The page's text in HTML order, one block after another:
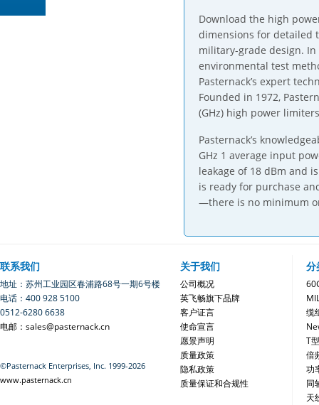
Download the high
dimensions for detailed
military-grade design.
environmental test
Pasternack’s expert
Founded in 1972,
(GHz) high power
Pasternack’s
GHz 1 average input
leakage of 18 dBm and
is ready for purchase
—there is no minimum
联系我们
地址：苏州工业园区春浦路68号一期6号楼
电话：400 928 5100
0512-6280 6638
电邮：sales@pasternack.cn
©Pasternack Enterprises, Inc. 1999-2026
www.pasternack.cn
关于我们
公司概况
英飞畅旗下品牌
客户证言
使命宣言
愿景声明
质量政策
隐私政策
质量保证和合规性
分
缆
T
倍
功
同
天